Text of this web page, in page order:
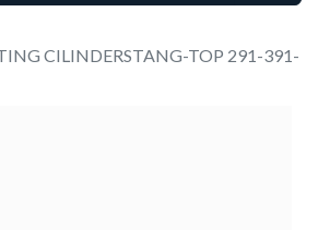
CILINDERSTANG-TOP 291-391-